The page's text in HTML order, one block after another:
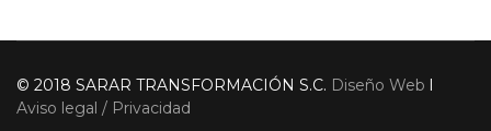
© 2018 SARAR TRANSFORMACIÓN S.C. Diseño Web
Aviso legal / Privacidad